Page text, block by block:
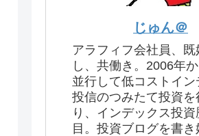
じゅん＠
アラフィフ会社員、既
し、共働き。2006年
並行して低コストイン
投信のつみたて投資を
り、インデックス投
目。投資ブログを書